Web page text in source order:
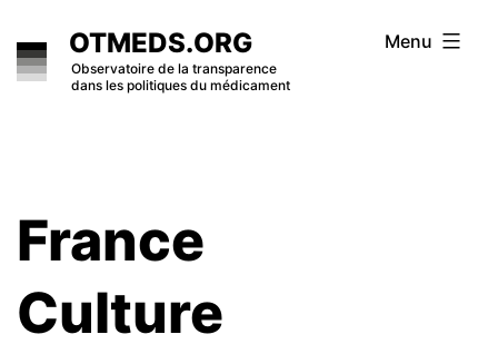
to
content
OTMEDS.ORG
Observatoire de la transparence
dans les politiques du médicament
Menu
France
Culture